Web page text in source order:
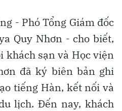
- Phó Tổng Giám đốc
Quy Nhơn - cho biết,
khách sạn và Học viện
đã ký biên bản ghi
tiếng Hàn, kết nối và
lịch. Đến nay, khách